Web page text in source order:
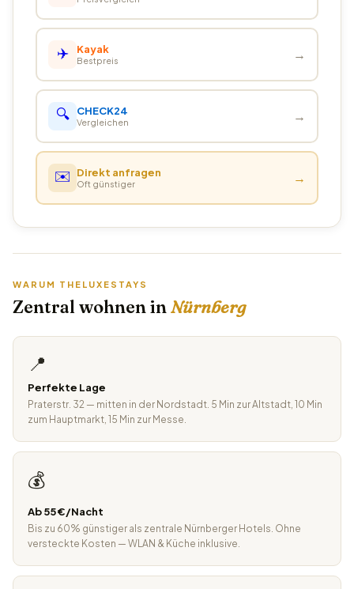
✈️ Kayak
Bestpreis →
🔍 CHECK24
Vergleichen →
✉️ Direkt anfragen
Oft günstiger →
WARUM THELUXESTAYS
Zentral wohnen in Nürnberg
📍
Perfekte Lage
Praterstr. 32 — mitten in der Nordstadt. 5 Min zur Altstadt, 10 Min
zum Hauptmarkt, 15 Min zur Messe.
💰
Ab 55 €/Nacht
Bis zu 60% günstiger als zentrale Nürnberger Hotels. Ohne
versteckte Kosten — WLAN & Küche inklusive.